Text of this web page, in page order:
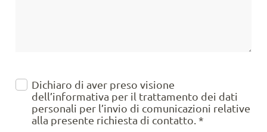
Dichiaro di aver preso visione
dell’informativa per il trattamento dei dati
personali per l’invio di comunicazioni relative
alla presente richiesta di contatto. *